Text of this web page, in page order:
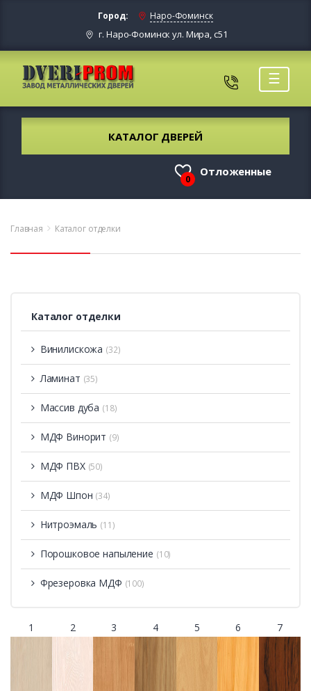
Город: Наро-Фоминск
г. Наро-Фоминск ул. Мира, с51
☰
КАТАЛОГ ДВЕРЕЙ
0
Отложенные
Главная Каталог отделки
Каталог отделки
Винилискожа (32)
Ламинат (35)
Массив дуба (18)
МДФ Винорит (9)
МДФ ПВХ (50)
МДФ Шпон (34)
Нитроэмаль (11)
Порошковое напыление (10)
Фрезеровка МДФ (100)
1 2 3 4 5 6 7